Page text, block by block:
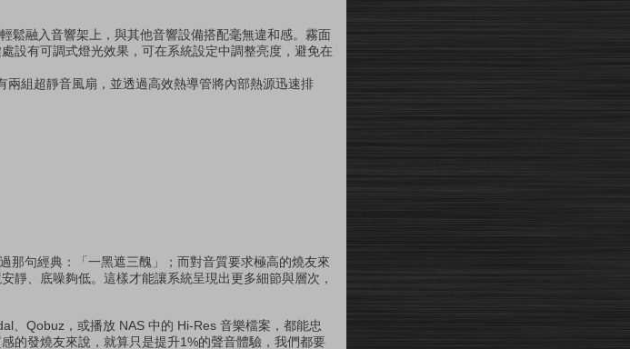
鬆融入音響架上，與其他音響設備搭配毫無違和感。霧面
設有可調式燈光效果，可在系統設定中調整亮度，避免在
組超靜音風扇，並透過高效熱導管將內部熱源迅速排
那句經典：「一黑遮三醜」；而對音質要求極高的燒友來
靜、底噪夠低。這樣才能讓系統呈現出更多細節與層次，
、Qobuz，或播放 NAS 中的 Hi-Res 音樂檔案，都能忠
的發燒友來說，就算只是提升1%的聲音體驗，我們都要